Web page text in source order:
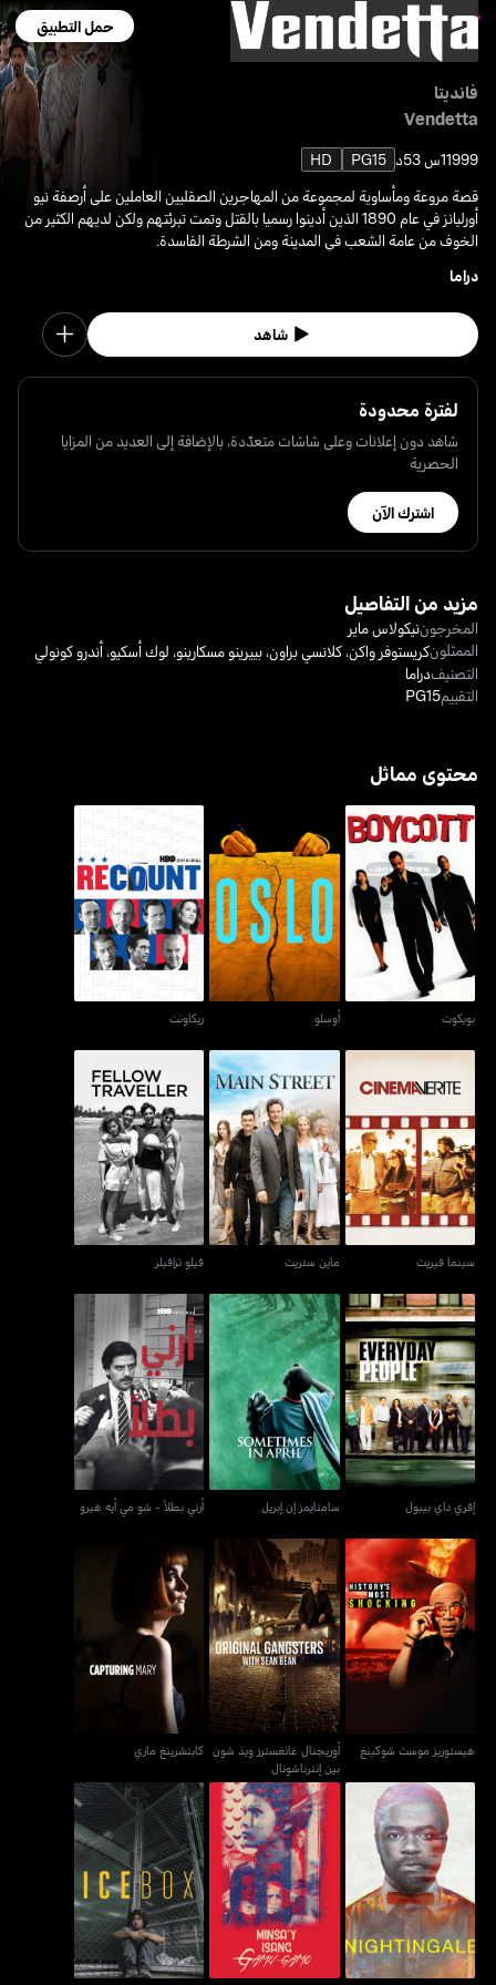
حمل التطبيق
فانديتا
Vendetta
19991س 53د PG15
HD
قصة مروعة ومأساوية لمجموعة من المهاجرين الصقليين العاملين على أرصفة نيو
أورليانز في عام 1890 الذين أدينوا رسميا بالقتل وتمت تبرئتهم ولكن لديهم الكثير من
الخوف من عامة الشعب في المدينة ومن الشرطة الفاسدة.
دراما
شاهد
لفترة محدودة
شاهد دون إعلانات وعلى شاشات متعدّدة، بالإضافة إلى العديد من المزايا
الحصرية
اشترك الآن
مزيد من التفاصيل
المخرجوننيكولاس ماير
الممثلونكريستوفر واكن،كلانسي براون،بييرينو مسكارينو، لوك أسكيو،أندرو كونولي
التصنيفدراما
التقييمPG15
محتوى مماثل
بويكوت
بويكوت
أوسلو
أوسلو
ريكاونت
ريكاونت
سينما فيريت
سينما فيريت
ماين ستريت
ماين ستريت
فيلو ترافيلر
فيلو ترافيلر
إفري داي بيبول
إفري داي بيبول
سامتايمز إن إبريل
سامتايمز إن إبريل
أرني بطلاً - شو مي أيه هيرو
أرني بطلاً - شو مي أيه هيرو
هيستوريز موست شوكينغ
هيستوريز موست شوكينغ
أوريجنال غانغسترز ويذ شون
بين إنترناشونال
أوريجنال غانغسترز ويذ شون
بين إنترناشونال
كابتشرينغ ماري
كابتشرينغ ماري
نايتينغيل مينساي إيسانغ غامو-غامو آيسبوكس